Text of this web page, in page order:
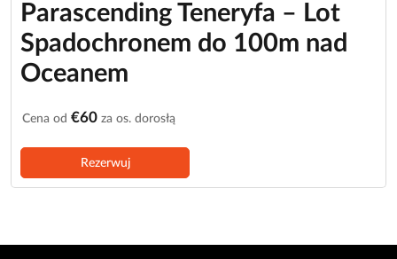
Parascending Teneryfa – Lot
Spadochronem do 100m nad
Oceanem
Cena od €60 za os. dorosłą
Rezerwuj